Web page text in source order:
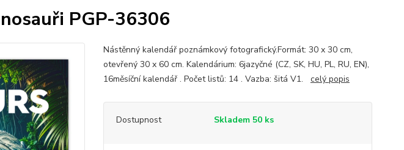
PGP-36306
Nástěnný kalendář poznámkový fotografický.Formát: 30 x 30 cm,
otevřený 30 x 60 cm. Kalendárium: 6jazyčné (CZ, SK, HU, PL, RU, EN),
16měsíční kalendář . Počet listů: 14 . Vazba: šitá V1. celý popis
Dostupnost Skladem 50 ks